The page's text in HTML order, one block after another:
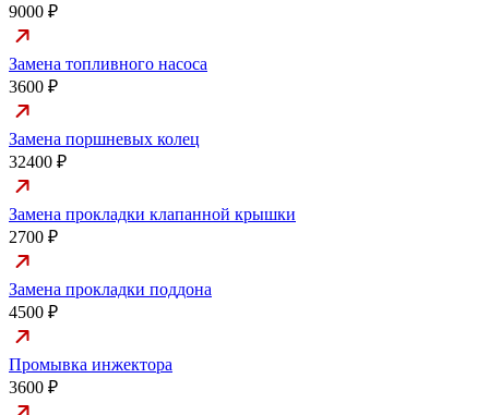
9000 ₽
Замена топливного насоса
3600 ₽
Замена поршневых колец
32400 ₽
Замена прокладки клапанной крышки
2700 ₽
Замена прокладки поддона
4500 ₽
Промывка инжектора
3600 ₽